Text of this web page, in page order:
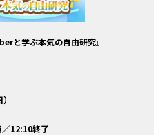
と学ぶ本気の自由研究』
12:10終了